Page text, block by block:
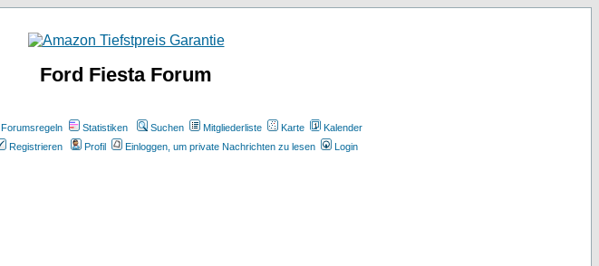
Ford Fiesta Forum
Forumsregeln Statistiken Suchen Mitgliederliste Karte
Kalender
Registrieren Profil Einloggen, um private Nachrichten zu lesen Login